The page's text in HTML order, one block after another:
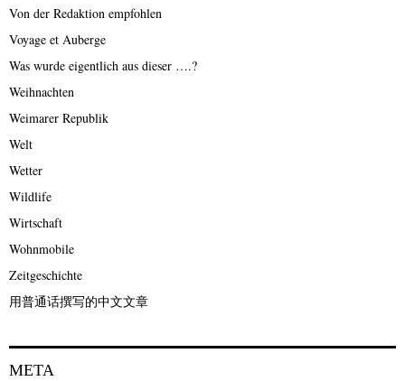
Von der Redaktion empfohlen
Voyage et Auberge
Was wurde eigentlich aus dieser ….?
Weihnachten
Weimarer Republik
Welt
Wetter
Wildlife
Wirtschaft
Wohnmobile
Zeitgeschichte
用普通话撰写的中文文章
META